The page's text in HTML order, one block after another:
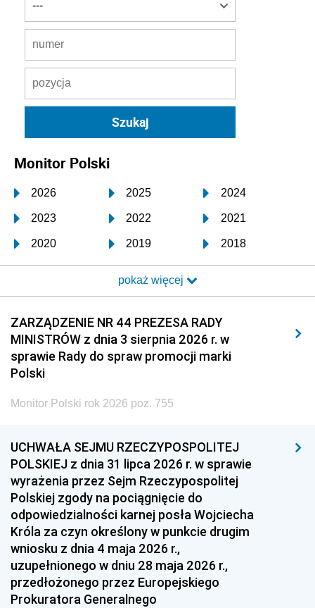
Monitor Polski
2026 2025 2024
2023 2022 2021
2020 2019 2018
2017 2016 2015
2014 2013 2012
2011 2010 2009
2008 2007 2006
2005
1996 1995 1994
1993 1992 1991
1990 1989
1987 1986 1985
1984 1983
1981 1980 1979
1978 1977
pokaż więcej
ZARZĄDZENIE NR 44 PREZESA RADY
MINISTRÓW z dnia 3 sierpnia 2026 r. w
sprawie Rady do spraw promocji marki
Polski
Monitor Polski rok 2026 poz. 755
UCHWAŁA SEJMU RZECZYPOSPOLITEJ
POLSKIEJ z dnia 31 lipca 2026 r. w sprawie
wyrażenia przez Sejm Rzeczypospolitej
Polskiej zgody na pociągnięcie do
odpowiedzialności karnej posła Wojciecha
Króla za czyn określony w punkcie drugim
wniosku z dnia 4 maja 2026 r.,
uzupełnionego w dniu 28 maja 2026 r.,
przedłożonego przez Europejskiego
Prokuratora Generalnego